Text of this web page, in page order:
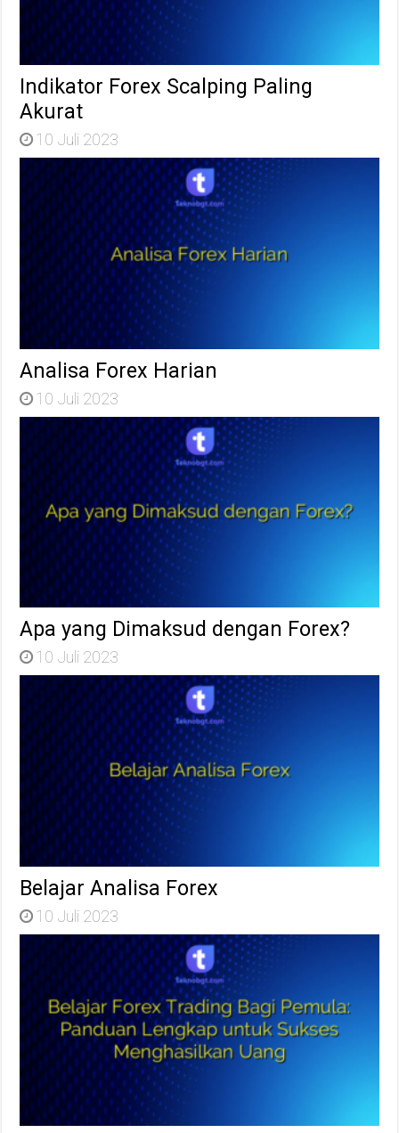
Indikator Forex Scalping Paling
Akurat
10 Juli 2023
Analisa Forex Harian
10 Juli 2023
Apa yang Dimaksud dengan Forex?
10 Juli 2023
Belajar Analisa Forex
10 Juli 2023